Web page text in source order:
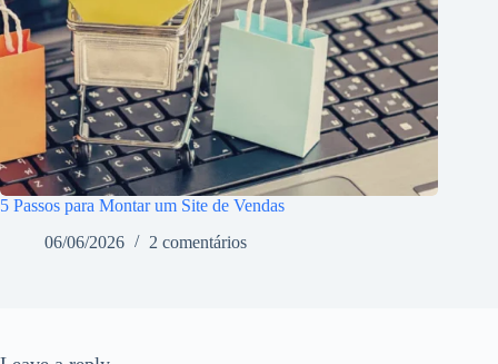
5 Passos para Montar um Site de Vendas
06/06/2026
2 comentários